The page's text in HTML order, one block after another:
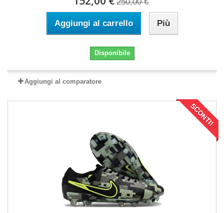
Aggiungi al carrello Più
Disponibile
Aggiungi al comparatore
SCONTI!